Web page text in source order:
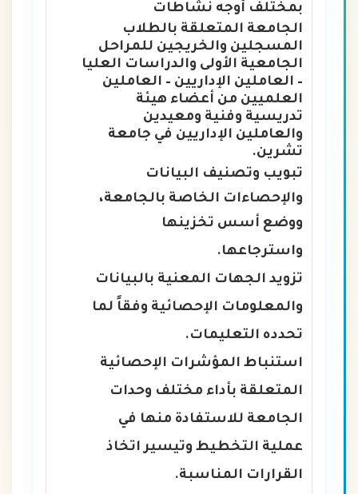
بمختلف أوجه نشاطات
الجامعة المتعلقة بالطلاب
المسجلين والخريجين للمراحل
الجامعية الأولى والدراسات العليا
– العاملين الإداريين – العاملين
العلميين من أعضاء هيئة
تدريسية وفنية ومعيدين
والعاملين الإداريين في جامعة
تشرين.
تبويب وتصنيف البيانات
والإحصاءات الخاصة بالجامعة،
ووضع أسس تخزينها
واسترجاعها.
تزويد الجهات المعنية بالبيانات
والمعلومات الإحصائية وفقاً لما
تحدده التعليمات.
استنباط المؤشرات الإحصائية
المتعلقة بأداء مختلف وحدات
الجامعة للاستفادة منها في
عملية التخطيط وتيسير اتخاذ
القرارات المناسبة.